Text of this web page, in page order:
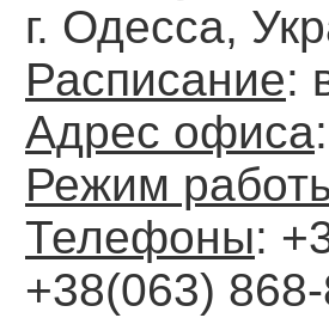
г. Одесса,
Расписание:
Адрес офиса
Режим
Телефоны:
+38(063)